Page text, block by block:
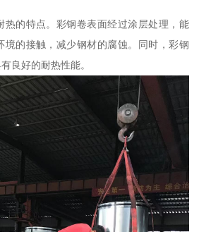
热的特点。彩钢卷表面经过涂层处理，能
境的接触，减少钢材的腐蚀。同时，彩钢
良好的耐热性能。